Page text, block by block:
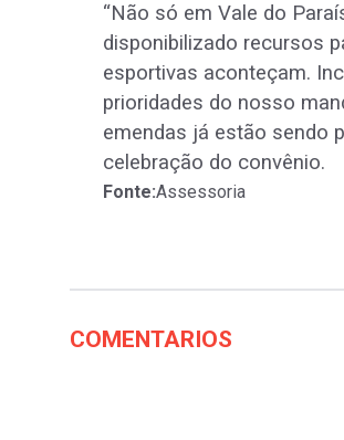
“Não só em Vale do
disponibilizado recursos
esportivas aconteçam.
prioridades do nosso
emendas já estão sendo
celebração do convênio.
Fonte:Assessoria
COMENTARIOS